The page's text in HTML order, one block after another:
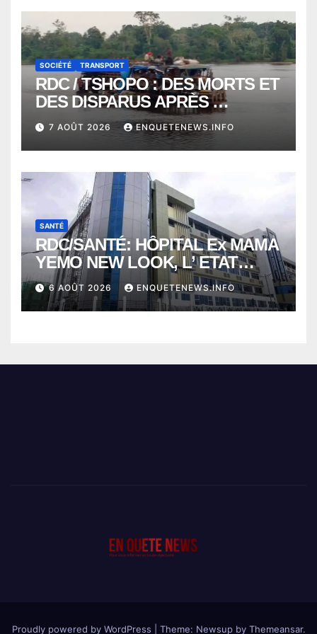
SOCIÉTÉ TRANSPORT
RDC / TSHOPO : DES MORTS ET
DES DISPARUS APRÈS
NAUFRAGE D’UNE BALEINIERE
À QUELQUES KILOMÈTRES DE
KISANGANI
7 AOÛT 2026 ENQUETENEWS.INFO
SANTÉ
RDC/SANTÉ: HÔPITAL Ex MAMA
YEMO NEW LOOK, L’ ETAT
PERD LE CONTROLE
6 AOÛT 2026 ENQUETENEWS.INFO
Proudly powered by WordPress Theme: Newsup by Themeansar.